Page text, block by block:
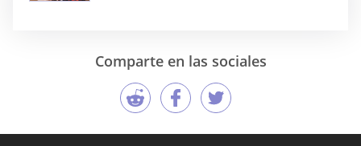
Comparte en las sociales